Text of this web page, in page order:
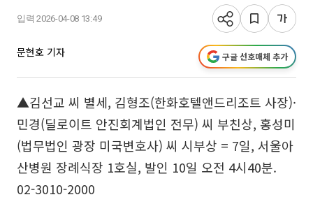
입력 2026-04-08 13:49
문현호 기자 구글 선호매체 추가
▲김선교 씨 별세, 김형조(한화호텔앤드리조트 사장)·
민경(딜로이트 안진회계법인 전무) 씨 부친상, 홍성미
(법무법인 광장 미국변호사) 씨 시부상 = 7일, 서울아
산병원 장례식장 1호실, 발인 10일 오전 4시40분.
02-3010-2000